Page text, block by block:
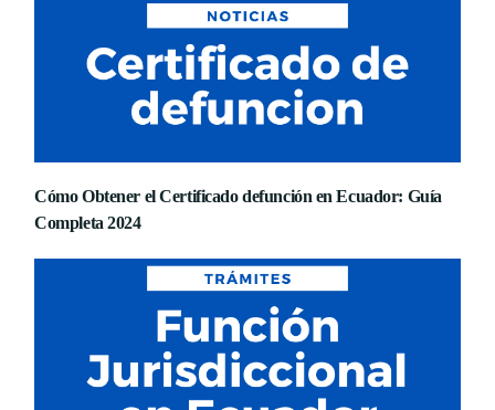
Cómo Obtener el Certificado defunción en Ecuador: Guía
Completa 2024